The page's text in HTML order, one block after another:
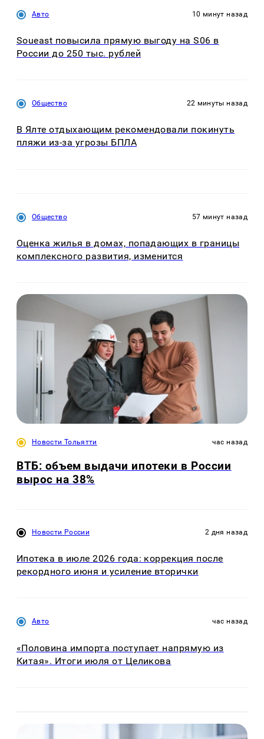
Авто 10 минут назад
Soueast повысила прямую выгоду на S06 в
России до 250 тыс. рублей
Общество 22 минуты назад
В Ялте отдыхающим рекомендовали покинуть
пляжи из-за угрозы БПЛА
Общество 57 минут назад
Оценка жилья в домах, попадающих в границы
комплексного развития, изменится
Новости Тольятти час назад
ВТБ: объем выдачи ипотеки в России
вырос на 38%
Новости России 2 дня назад
Ипотека в июле 2026 года: коррекция после
рекордного июня и усиление вторички
Авто час назад
«Половина импорта поступает напрямую из
Китая». Итоги июля от Целикова